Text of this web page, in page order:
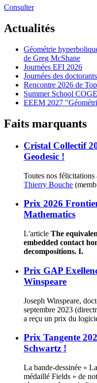
Consulter
Actualités
Géométrie
de Greg McShane
Journées EFI 2026
Journées des doctorants
Rencontre 2026 de
Summer School
EEEM 2027
Faits marquants
Cristal Collectif
Geodesic !
Toutes nos félicitations
Thierry Bouche
Prix 2026
Mathematics
L'article The
embedded contact
decompositions. I.
Prix GAP
Winspeare
Joseph Winspeare,
septembre 2023
a reçu un prix du
Prix Tangente
Schwartz !
La bande-dessinée «
médaillé Fields » de